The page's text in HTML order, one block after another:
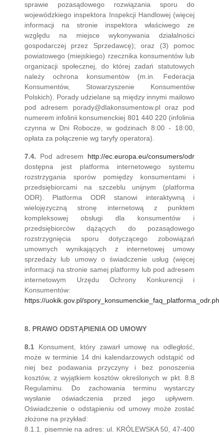
sprawie pozasądowego rozwiązania sporu do
wojewódzkiego inspektora Inspekcji Handlowej (więcej
informacji na stronie inspektora właściwego ze
względu na miejsce wykonywania działalności
gospodarczej przez Sprzedawcę); oraz (3) pomoc
powiatowego (miejskiego) rzecznika konsumentów lub
organizacji społecznej, do której zadań statutowych
należy ochrona konsumentów (m.in. Federacja
Konsumentów, Stowarzyszenie Konsumentów
Polskich). Porady udzielane są między innymi mailowo
pod adresem porady@dlakonsumentow.pl oraz pod
numerem infolinii konsumenckiej 801 440 220 (infolinia
czynna w Dni Robocze, w godzinach 8:00 - 18:00,
opłata za połączenie wg taryfy operatora).
7.4. Pod adresem http://ec.europa.eu/consumers/odr
dostępna jest platforma internetowego systemu
rozstrzygania sporów pomiędzy konsumentami i
przedsiębiorcami na szczeblu unijnym (platforma
ODR). Platforma ODR stanowi interaktywną i
wielojęzyczną stronę internetową z punktem
kompleksowej obsługi dla konsumentów i
przedsiębiorców dążących do pozasądowego
rozstrzygnięcia sporu dotyczącego zobowiązań
umownych wynikających z internetowej umowy
sprzedaży lub umowy o świadczenie usług (więcej
informacji na stronie samej platformy lub pod adresem
internetowym Urzędu Ochrony Konkurencji i
Konsumentów:
https://uokik.gov.pl/
8. PRAWO ODSTĄPIENIA OD UMOWY
8.1 Konsument, który zawarł umowę na odległość,
może w terminie 14 dni kalendarzowych odstąpić od
niej bez podawania przyczyny i bez ponoszenia
kosztów, z wyjątkiem kosztów określonych w pkt. 8.8
Regulaminu. Do zachowania terminu wystarczy
wysłanie oświadczenia przed jego upływem.
Oświadczenie o odstąpieniu od umowy może zostać
złożone na przykład:
8.1.1. pisemnie na adres: ul. KRÓLEWSKA 50, 47-400